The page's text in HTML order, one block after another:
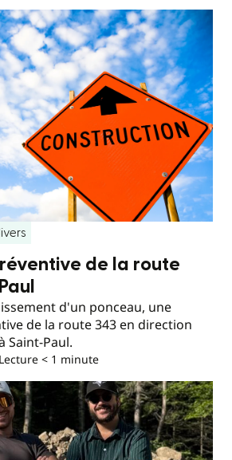
de la route
d'un ponceau, une
de la route 343 en direction
Saint-Paul.
Lecture < 1 minute